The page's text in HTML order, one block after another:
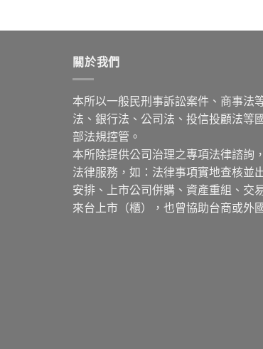
關於我們
本所以一般民刑事訴訟案件、商事法
法、銀行法、公司法、投信投顧法等
部法規控管。
本所除提供公司治理之專項法律諮詢
法律服務，如：法律事項實地查核並
安排、上市公司併購、資產重組、交
來台上市（櫃），也曾協助台商或外